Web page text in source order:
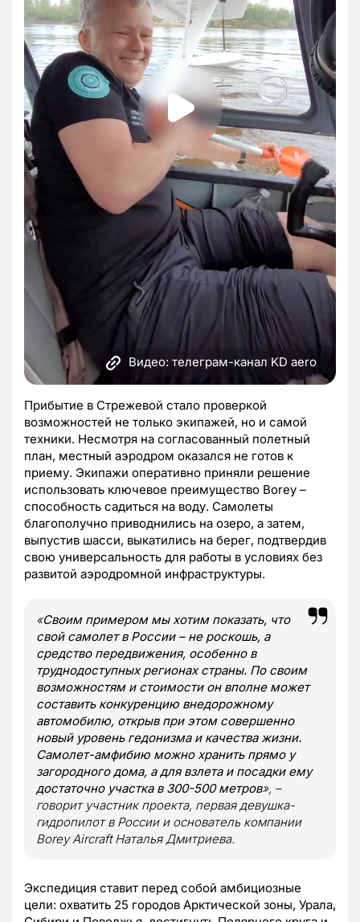
Видео: телеграм-канал KD aero
Прибытие в Стрежевой стало проверкой
возможностей не только экипажей, но и самой
техники. Несмотря на согласованный полетный
план, местный аэродром оказался не готов к
приему. Экипажи оперативно приняли решение
использовать ключевое преимущество Borey –
способность садиться на воду. Самолеты
благополучно приводнились на озеро, а затем,
выпустив шасси, выкатились на берег, подтвердив
свою универсальность для работы в условиях без
развитой аэродромной инфраструктуры.
«Своим примером мы хотим показать, что
свой самолет в России – не роскошь, а
средство передвижения, особенно в
труднодоступных регионах страны. По своим
возможностям и стоимости он вполне может
составить конкуренцию внедорожному
автомобилю, открыв при этом совершенно
новый уровень гедонизма и качества жизни.
Самолет-амфибию можно хранить прямо у
загородного дома, а для взлета и посадки ему
достаточно участка в 300-500 метров», –
говорит участник проекта, первая девушка-
гидропилот в России и основатель компании
Borey Aircraft Наталья Дмитриева.
Экспедиция ставит перед собой амбициозные
цели: охватить 25 городов Арктической зоны, Урала,